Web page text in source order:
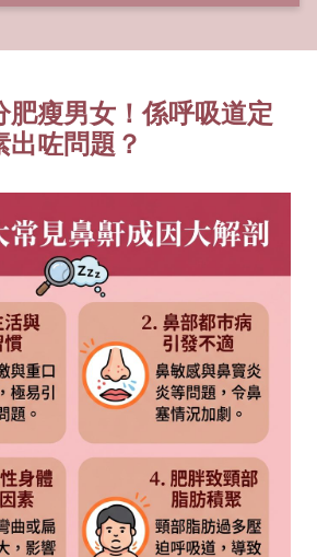
肥瘦男女！係呼吸道定
出咗問題？